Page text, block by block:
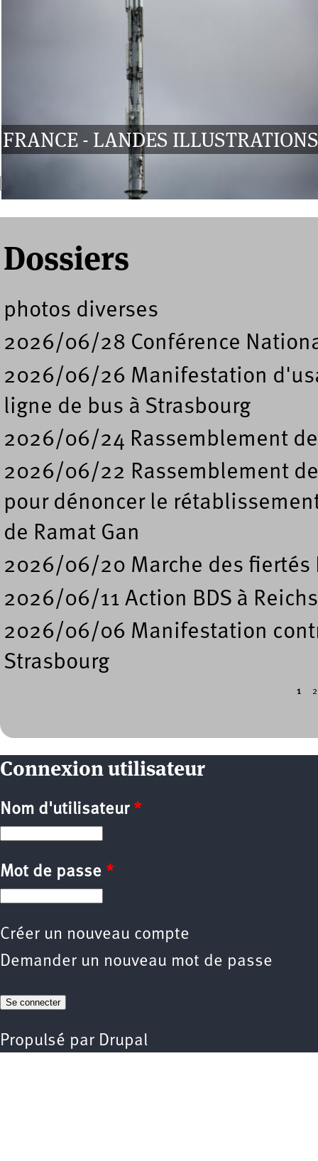
FRANCE - LANDES ILLUSTRATIONS
Formulaire de recherche
Dossiers
photos diverses
2026/06/28 Conférence
2026/06/26 Manifestation
ligne de bus à Strasbourg
2026/06/24 Rassemblement
2026/06/22 Rassemblement
pour dénoncer le
de Ramat Gan
2026/06/20 Marche des fiertés
2026/06/11 Action BDS à
2026/06/06 Manifestation
Strasbourg
1 2
Connexion utilisateur
Nom d'utilisateur *
Mot de passe *
Créer un nouveau compte
Demander un nouveau mot de passe
Propulsé par Drupal